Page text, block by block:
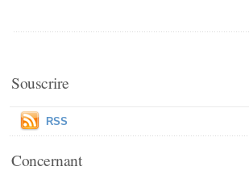
Souscrire
RSS
Concernant